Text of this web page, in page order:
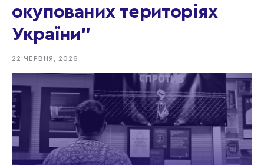
окупованих територіях
України”
22 ЧЕРВНЯ, 2026